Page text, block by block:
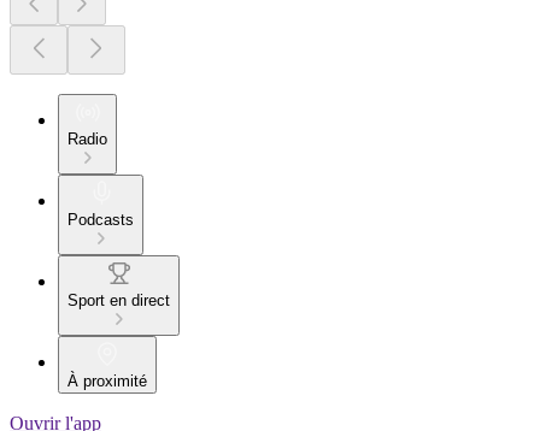
Radio
Podcasts
Sport en direct
À proximité
Ouvrir l'app